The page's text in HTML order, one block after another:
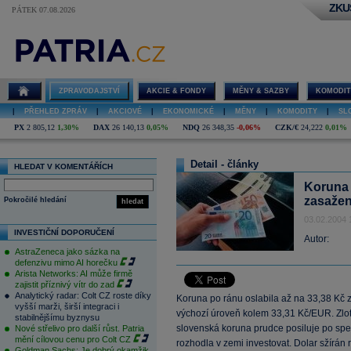
PÁTEK 07.08.2026
ZPRAVODAJSTVÍ AKCIE & FONDY MĚNY & SAZBY
PŘEHLED ZPRÁV AKCIOVÉ EKONOMICKÉ MĚNY KOMODITY
PX 2 805,12 1,30% DAX 26 140,13 0,05% NDQ 26 348,35 -0,06% CZK/€ 24,222 0,01%
HLEDAT V KOMENTÁŘÍCH
hledat
Pokročilé hledání
INVESTIČNÍ DOPORUČENÍ
AstraZeneca jako sázka na
defenzivu mimo AI horečku
Arista Networks: AI může firmě
zajistit příznivý vítr do zad
Analytický radar: Colt CZ roste díky
vyšší marži, širší integraci i
stabilnějšímu byznysu
Nové střelivo pro další růst. Patria
mění cílovou cenu pro Colt CZ
Detail - články
03.02.2004
Autor:
Koruna po ránu oslabila až na 33,38
výchozí úroveň kolem 33,31 Kč/EUR.
slovenská koruna prudce posiluje po
rozhodla v zemi investovat. Dolar